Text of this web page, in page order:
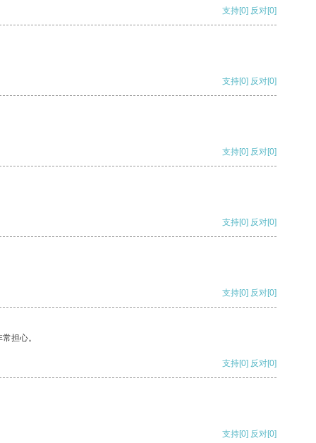
支持[0] 反对[0]
支持[0] 反对[0]
支持[0] 反对[0]
支持[0] 反对[0]
支持[0] 反对[0]
担心。
支持[0] 反对[0]
支持[0] 反对[0]